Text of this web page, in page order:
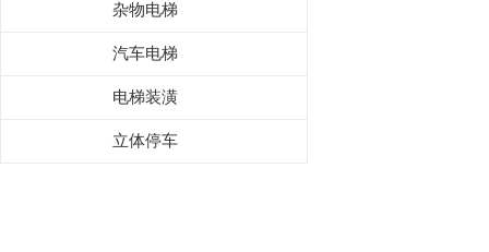
杂物电梯
汽车电梯
电梯装潢
立体停车